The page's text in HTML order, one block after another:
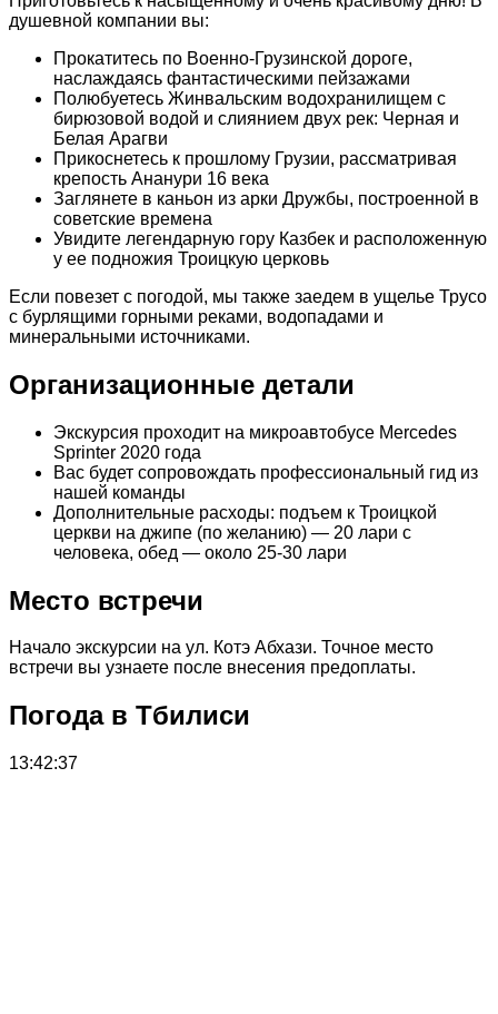
душевной компании вы:
Прокатитесь по Военно-Грузинской дороге,
наслаждаясь фантастическими пейзажами
Полюбуетесь Жинвальским водохранилищем с
бирюзовой водой и слиянием двух рек: Черная и
Белая Арагви
Прикоснетесь к прошлому Грузии, рассматривая
крепость Ананури 16 века
Заглянете в каньон из арки Дружбы, построенной в
советские времена
Увидите легендарную гору Казбек и расположенную
у ее подножия Троицкую церковь
Если повезет с погодой, мы также заедем в ущелье Трусо
с бурлящими горными реками, водопадами и
минеральными источниками.
Организационные детали
Экскурсия проходит на микроавтобусе Mercedes
Sprinter 2020 года
Вас будет сопровождать профессиональный гид из
нашей команды
Дополнительные расходы: подъем к Троицкой
церкви на джипе (по желанию) — 20 лари с
человека, обед — около 25-30 лари
Место встречи
Начало экскурсии на ул. Котэ Абхази. Точное место
встречи вы узнаете после внесения предоплаты.
Погода в Тбилиси
13:42:37